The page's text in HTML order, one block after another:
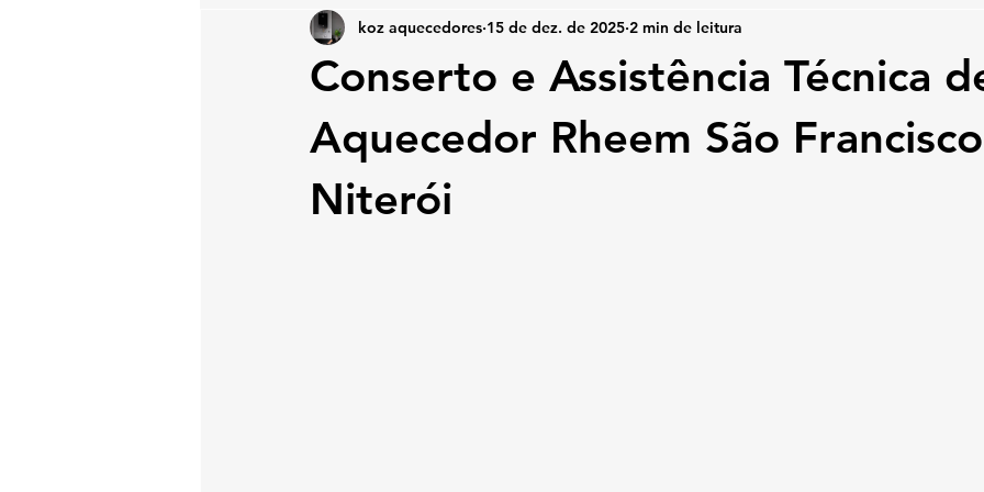
Conserto e Assistência Técnica
Aquecedor Rheem São Francisco
Niterói
koz aquecedores 15 de dez. de 2025 2 min de leitura